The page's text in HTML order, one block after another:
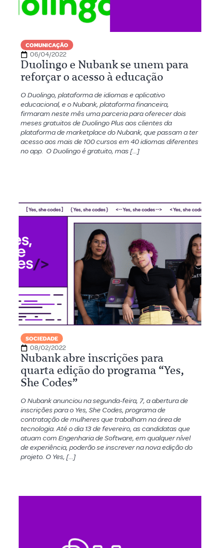
COMUNICAÇÃO
06/04/2022
Duolingo e Nubank se unem para
reforçar o acesso à educação
O Duolingo, plataforma de idiomas e aplicativo
educacional, e o Nubank, plataforma financeira,
firmaram neste mês uma parceria para oferecer dois
meses gratuitos de Duolingo Plus aos clientes da
plataforma de marketplace do Nubank, que passam a ter
acesso aos mais de 100 cursos em 40 idiomas diferentes
no app. O Duolingo é gratuito, mas […]
SOCIEDADE
08/02/2022
Nubank abre inscrições para
quarta edição do programa “Yes,
She Codes”
O Nubank anunciou na segunda-feira, 7, a abertura de
inscrições para o Yes, She Codes, programa de
contratação de mulheres que trabalham na área de
tecnologia. Até o dia 13 de fevereiro, as candidatas que
atuam com Engenharia de Software, em qualquer nível
de experiência, poderão se inscrever na nova edição do
projeto. O Yes, […]